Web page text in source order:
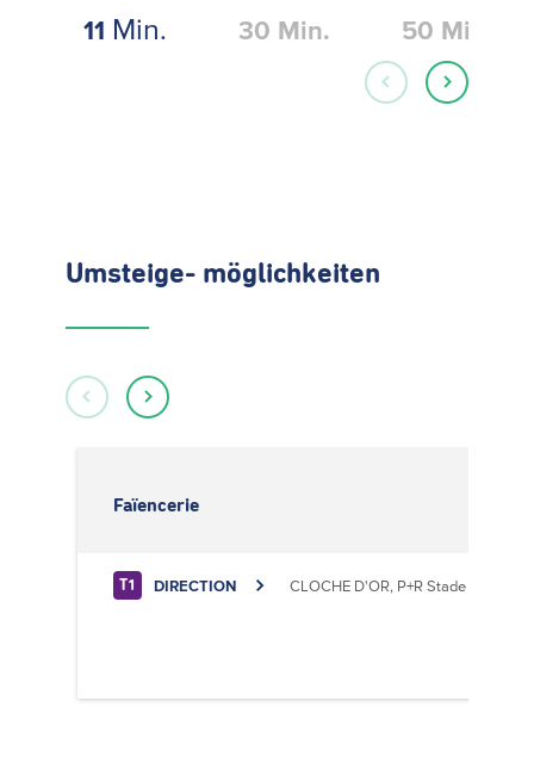
11 Min. 30 Min. 50 Min.
Umsteige- möglichkeiten
Faïencerie
T1 DIRECTION CLOCHE D'OR, P+R Stade de